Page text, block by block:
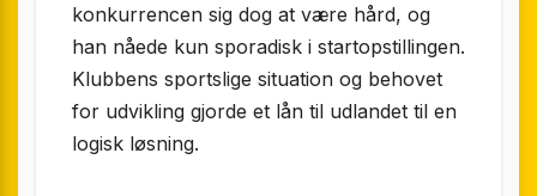
konkurrencen sig dog at være hård, og
han nåede kun sporadisk i startopstillingen.
Klubbens sportslige situation og behovet
for udvikling gjorde et lån til udlandet til en
logisk løsning.